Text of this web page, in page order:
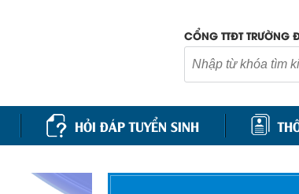
CỔNG TTĐT TRƯỜNG
HỎI ĐÁP TUYỂN SINH